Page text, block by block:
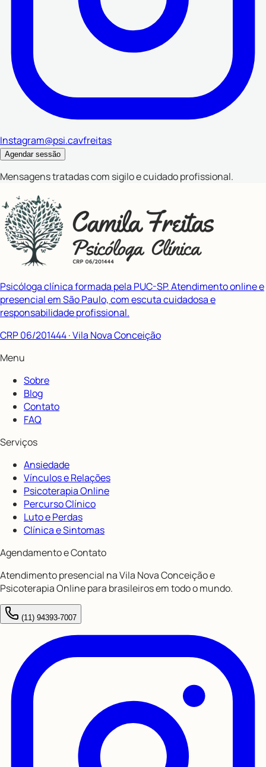
Instagram@psi.cavfreitas
Agendar sessão
Mensagens tratadas com sigilo e cuidado profissional.
Psicóloga clínica formada pela PUC-SP. Atendimento online e
presencial em São Paulo, com escuta cuidadosa e
responsabilidade profissional.
CRP 06/201444· Vila Nova Conceição
Menu
Sobre
Blog
Contato
FAQ
Serviços
Ansiedade
Vínculos e Relações
Psicoterapia Online
Percurso Clínico
Luto e Perdas
Clínica e Sintomas
Agendamento e Contato
Atendimento presencial na Vila Nova Conceição e
Psicoterapia Online para brasileiros em todo o mundo.
(11) 94393-7007